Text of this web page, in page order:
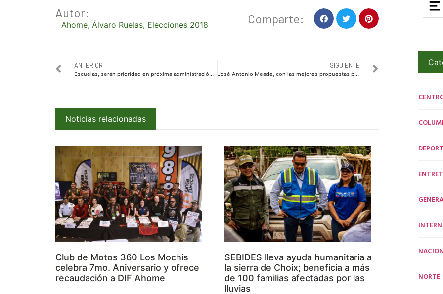
Autor:
Ahome, Álvaro Ruelas, Elecciones 2018 Comparte:
ANTERIOR
Escuelas, serán prioridad en próxima administración municipal: Jesús Valdés
SIGUIENTE
José Antonio Meade, con las mejores propuestas para dirigir el rumbo de nuestra nación: Rubén Félix
Noticias relacionadas
Club de Motos 360 Los Mochis
celebra 7mo. Aniversario y ofrece
recaudación a DIF Ahome
SEBIDES lleva ayuda humanitaria a
la sierra de Choix; beneficia a más
de 100 familias afectadas por las
lluvias
NORTE